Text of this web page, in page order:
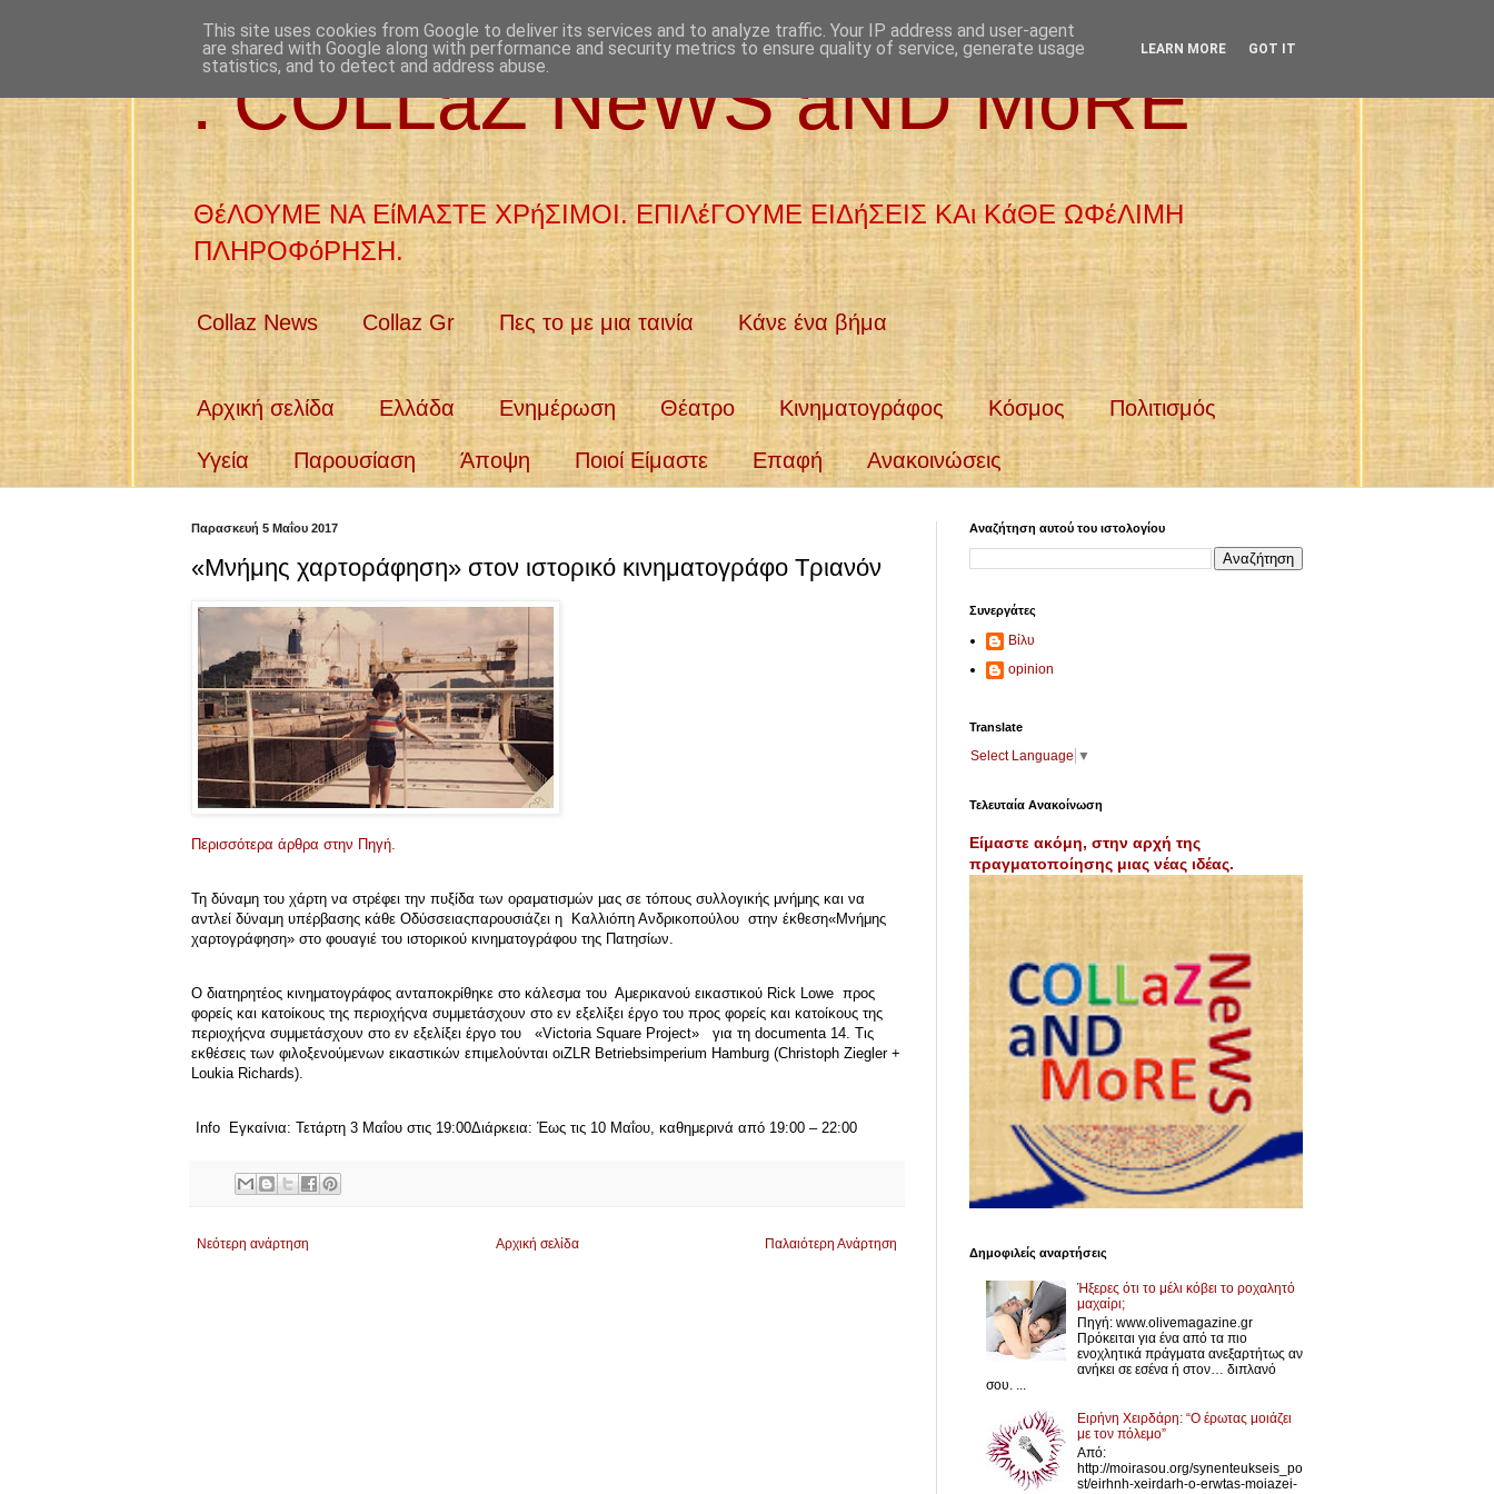
: COLLaZ NeWS aND MoRE
ΘέΛΟΥΜΕ ΝΑ ΕίΜΑΣΤΕ ΧΡήΣΙΜΟΙ. ΕΠΙΛέΓΟΥΜΕ ΕΙΔήΣΕΙΣ ΚΑι ΚάΘΕ ΩΦέΛΙΜΗ
ΠΛΗΡΟΦόΡΗΣΗ.
Collaz News Collaz Gr Πες το με μια ταινία Κάνε ένα βήμα
Αρχική σελίδα Ελλάδα Ενημέρωση Θέατρο Κινηματογράφος Κόσμος Πολιτισμός
Υγεία Παρουσίαση Άποψη Ποιοί Είμαστε Επαφή Ανακοινώσεις
Παρασκευή 5 Μαΐου 2017
«Μνήμης χαρτοράφηση» στον ιστορικό κινηματογράφο Τριανόν
Περισσότερα άρθρα στην Πηγή.
Τη δύναμη του χάρτη να στρέφει την πυξίδα των οραματισμών μας σε τόπους συλλογικής μνήμης και να
αντλεί δύναμη υπέρβασης κάθε Οδύσσειαςπαρουσιάζει η Καλλιόπη Ανδρικοπούλου στην έκθεση«Μνήμης
χαρτογράφηση» στο φουαγιέ του ιστορικού κινηματογράφου της Πατησίων.
Ο διατηρητέος κινηματογράφος ανταποκρίθηκε στο κάλεσμα του Αμερικανού εικαστικού Rick Lowe προς
φορείς και κατοίκους της περιοχήςνα συμμετάσχουν στο εν εξελίξει έργο του προς φορείς και κατοίκους της
περιοχήςνα συμμετάσχουν στο εν εξελίξει έργο του «Victoria Square Project» για τη documenta 14. Τις
εκθέσεις των φιλοξενούμενων εικαστικών επιμελούνται οιZLR Betriebsimperium Hamburg (Christoph Ziegler +
Loukia Richards).
Info Εγκαίνια: Τετάρτη 3 Μαΐου στις 19:00Διάρκεια: Έως τις 10 Μαΐου, καθημερινά από 19:00 – 22:00
Νεότερη ανάρτηση Παλαιότερη Ανάρτηση
Αρχική σελίδα
Αναζήτηση αυτού του ιστολογίου
Συνεργάτες
Βίλυ
opinion
Translate
Select Language ▼
Τελευταία Ανακοίνωση
Είμαστε ακόμη, στην αρχή της
πραγματοποίησης μιας νέας ιδέας.
Δημοφιλείς αναρτήσεις
Ήξερες ότι το μέλι κόβει το ροχαλητό
μαχαίρι;
Πηγή: www.olivemagazine.gr
Πρόκειται για ένα από τα πιο
ενοχλητικά πράγματα ανεξαρτήτως αν
ανήκει σε εσένα ή στον… διπλανό
σου. ...
Ειρήνη Χειρδάρη: “Ο έρωτας μοιάζει
με τον πόλεμο”
Από:
http://moirasou.org/synenteukseis_po
st/eirhnh-xeirdarh-o-erwtas-moiazei-
This site uses cookies from Google to deliver its services and to analyze traffic. Your IP address and user-agent
are shared with Google along with performance and security metrics to ensure quality of service, generate usage
statistics, and to detect and address abuse.
LEARN MORE GOT IT